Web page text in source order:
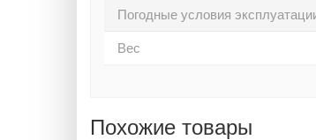
Погодные условия
Вес
Похожие товары